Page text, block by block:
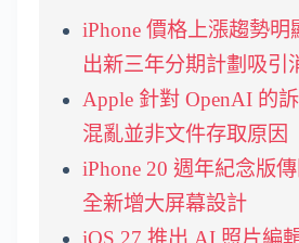
iPhone 價格上漲趨勢明
出新三年分期計劃吸引
Apple 針對 OpenAI 的
混亂並非文件存取原因
iPhone 20 週年紀念版
全新增大屏幕設計
iOS 27 推出 AI 照片編